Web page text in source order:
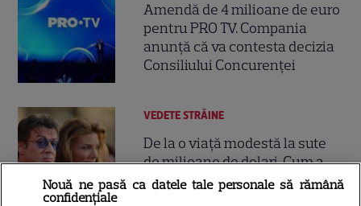
Amendă de 4 milioane de euro
pentru PRO TV. Compania
anunță că va contesta decizia
Consiliului Concurenței
15
VEDETE STRĂINE
De la o viață modestă la sute
de milioane de dolari. Cum a
ajuns Sylvester Stallone unul
Nouă ne pasă ca datele tale personale să rămână
confidențiale